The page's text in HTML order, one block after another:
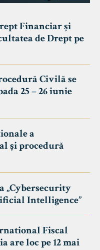
Financiar și
de Drept pe
Civilă se
25 – 26 iunie
a
și procedură
„Cybersecurity
Intelligence”
Fiscal
are loc pe 12 mai